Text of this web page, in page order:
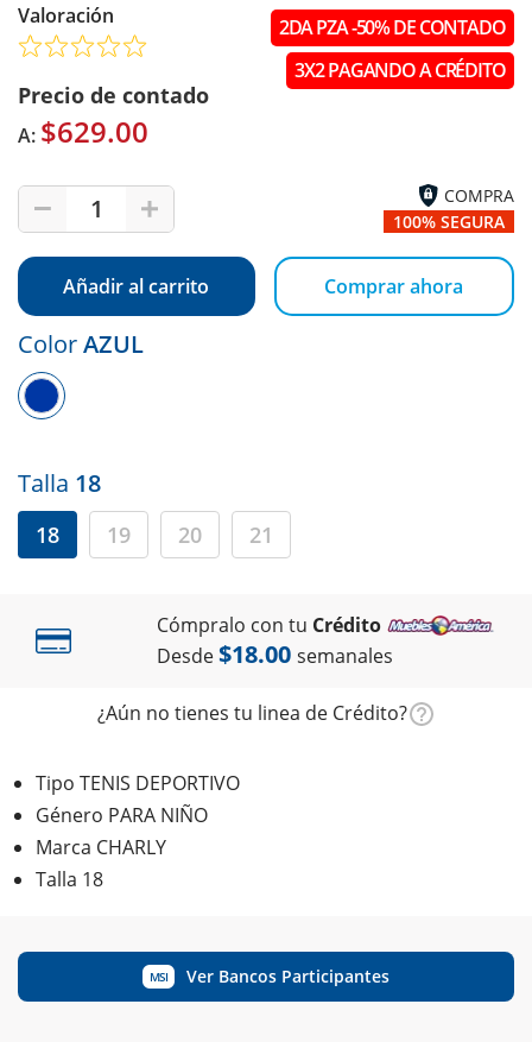
Valoración
Precio de contado
A: $629.00
1
2DA PZA -50% DE CONTADO
3X2 PAGANDO A CRÉDITO
COMPRA
100% SEGURA
Añadir al carrito Comprar ahora
ColorAZUL
Talla 18
18 19 20 21
Cómpralo con tu Crédito
Desde$18.00 semanales
¿Aún no tienes tu linea de Crédito?
Tipo TENIS DEPORTIVO
Género PARA NIÑO
Marca CHARLY
Talla 18
MSI Ver Bancos Participantes